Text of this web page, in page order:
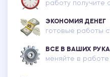
работу получите
ЭКОНОМИЯ ДЕНЕГ
готовые работы
ВСЕ В ВАШИХ
меняйте в